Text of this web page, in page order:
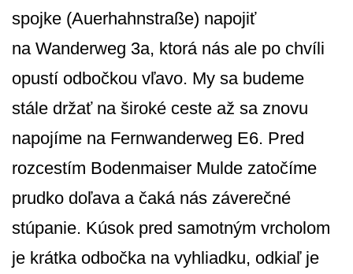
spojke (Auerhahnstraße) napojiť
na Wanderweg 3a, ktorá nás ale po chvíli
opustí odbočkou vľavo. My sa budeme
stále držať na široké ceste až sa znovu
napojíme na Fernwanderweg E6. Pred
rozcestím Bodenmaiser Mulde zatočíme
prudko doľava a čaká nás záverečné
stúpanie. Kúsok pred samotným vrcholom
je krátka odbočka na vyhliadku, odkiaľ je